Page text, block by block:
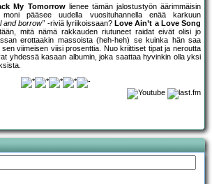
My Tomorrowlienee tämän jalostustyön äärimmäisin
pääsee uudella vuosituhannella enää karkuun
and borrow” -riviä lyriikoissaan? Love Ain’t a Love Song
mitä nämä rakkauden riutuneet raidat eivät olisi jo
erottaakin massoista (heh-heh) se kuinka hän saa
viimeisen viisi prosenttia. Nuo kriittiset tipat ja neroutta
yhdessä kasaan albumin, joka saattaa hyvinkin olla yksi